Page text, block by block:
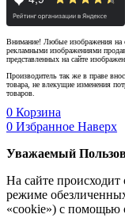
Внимание! Любые изображения на
рекламными изображениями
представленных на сайте
Производитель так же в праве
товара, не влекущие изменения
товаров.
0 Корзина
0 Избранное Наверх
Уважаемый
На сайте происходит
режиме
«cookie») с помощью